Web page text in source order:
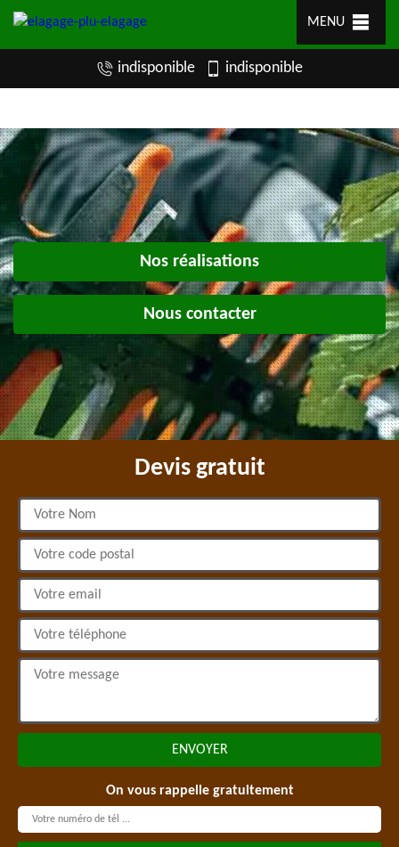
MENU
indisponible indisponible
Nos réalisations
Nous contacter
Devis gratuit
On vous rappelle gratuitement